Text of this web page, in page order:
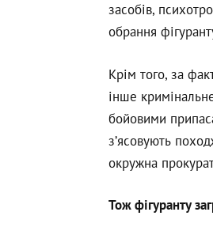
засобів,
обрання
Крім того, за
інше
бойовими
з’ясовують
окружна
Тож фігуранту